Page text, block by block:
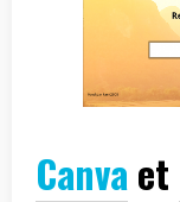
Canva et